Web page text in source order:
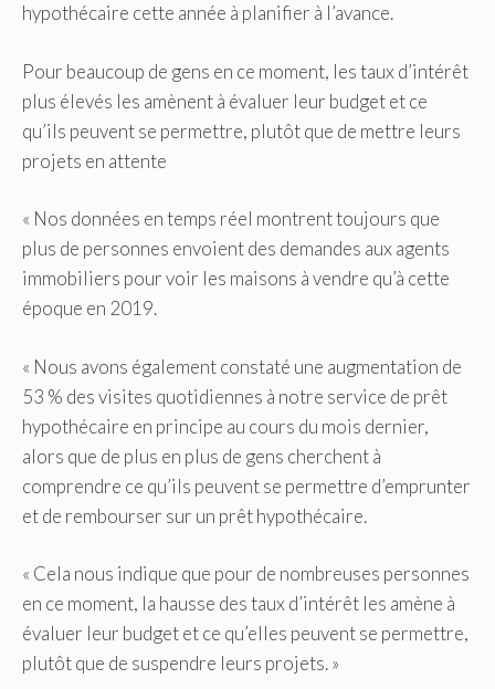
hypothécaire cette année à planifier à l’avance.
Pour beaucoup de gens en ce moment, les taux d’intérêt
plus élevés les amènent à évaluer leur budget et ce
qu’ils peuvent se permettre, plutôt que de mettre leurs
projets en attente
« Nos données en temps réel montrent toujours que
plus de personnes envoient des demandes aux agents
immobiliers pour voir les maisons à vendre qu’à cette
époque en 2019.
« Nous avons également constaté une augmentation de
53 % des visites quotidiennes à notre service de prêt
hypothécaire en principe au cours du mois dernier,
alors que de plus en plus de gens cherchent à
comprendre ce qu’ils peuvent se permettre d’emprunter
et de rembourser sur un prêt hypothécaire.
« Cela nous indique que pour de nombreuses personnes
en ce moment, la hausse des taux d’intérêt les amène à
évaluer leur budget et ce qu’elles peuvent se permettre,
plutôt que de suspendre leurs projets. »